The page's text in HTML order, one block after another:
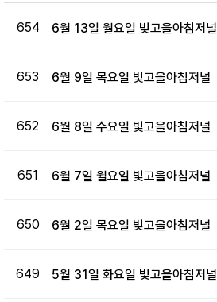
654 6월 13일 월요일 빛고을아침저널
653 6월 9일 목요일 빛고을아침저널
652 6월 8일 수요일 빛고을아침저널
651 6월 7일 월요일 빛고을아침저널
650 6월 2일 목요일 빛고을아침저널
649 5월 31일 화요일 빛고을아침저널